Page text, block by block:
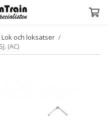
Lok och loksatser /
(AC)